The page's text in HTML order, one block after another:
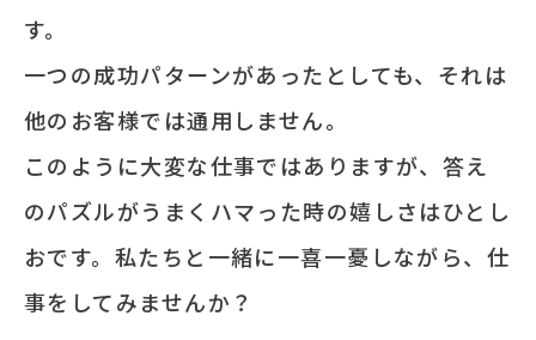
す。
一つの成功パターンがあったとしても、それは
他のお客様では通用しません。
このように大変な仕事ではありますが、答え
のパズルがうまくハマった時の嬉しさはひとし
おです。私たちと一緒に一喜一憂しながら、仕
事をしてみませんか？